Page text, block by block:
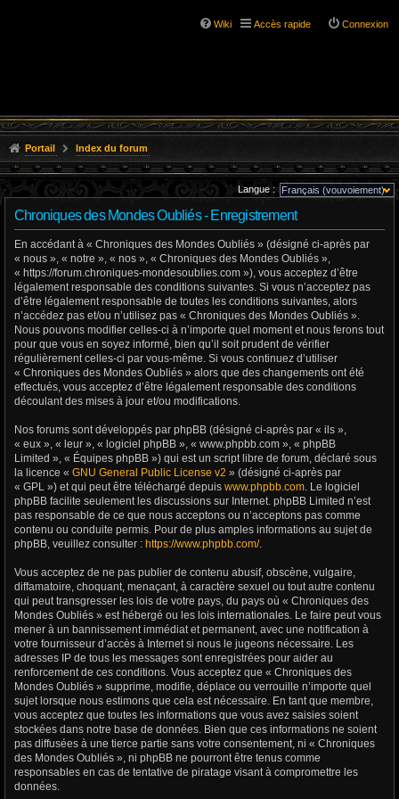
Wiki Accès rapide Connexion
Portail Index du forum
Langue :
Chroniques des Mondes Oubliés - Enregistrement
En accédant à « Chroniques des Mondes Oubliés » (désigné ci-après par
« nous », « notre », « nos », « Chroniques des Mondes Oubliés »,
« https://forum.chroniques-mondesoublies.com »), vous acceptez d’être
légalement responsable des conditions suivantes. Si vous n’acceptez pas
d’être légalement responsable de toutes les conditions suivantes, alors
n’accédez pas et/ou n’utilisez pas « Chroniques des Mondes Oubliés ».
Nous pouvons modifier celles-ci à n’importe quel moment et nous ferons tout
pour que vous en soyez informé, bien qu’il soit prudent de vérifier
régulièrement celles-ci par vous-même. Si vous continuez d’utiliser
« Chroniques des Mondes Oubliés » alors que des changements ont été
effectués, vous acceptez d’être légalement responsable des conditions
découlant des mises à jour et/ou modifications.
Nos forums sont développés par phpBB (désigné ci-après par « ils »,
« eux », « leur », « logiciel phpBB », « www.phpbb.com », « phpBB
Limited », « Équipes phpBB ») qui est un script libre de forum, déclaré sous
la licence « GNU General Public License v2 » (désigné ci-après par
« GPL ») et qui peut être téléchargé depuis www.phpbb.com. Le logiciel
phpBB facilite seulement les discussions sur Internet. phpBB Limited n’est
pas responsable de ce que nous acceptons ou n’acceptons pas comme
contenu ou conduite permis. Pour de plus amples informations au sujet de
phpBB, veuillez consulter : https://www.phpbb.com/.
Vous acceptez de ne pas publier de contenu abusif, obscène, vulgaire,
diffamatoire, choquant, menaçant, à caractère sexuel ou tout autre contenu
qui peut transgresser les lois de votre pays, du pays où « Chroniques des
Mondes Oubliés » est hébergé ou les lois internationales. Le faire peut vous
mener à un bannissement immédiat et permanent, avec une notification à
votre fournisseur d’accès à Internet si nous le jugeons nécessaire. Les
adresses IP de tous les messages sont enregistrées pour aider au
renforcement de ces conditions. Vous acceptez que « Chroniques des
Mondes Oubliés » supprime, modifie, déplace ou verrouille n’importe quel
sujet lorsque nous estimons que cela est nécessaire. En tant que membre,
vous acceptez que toutes les informations que vous avez saisies soient
stockées dans notre base de données. Bien que ces informations ne soient
pas diffusées à une tierce partie sans votre consentement, ni « Chroniques
des Mondes Oubliés », ni phpBB ne pourront être tenus comme
responsables en cas de tentative de piratage visant à compromettre les
données.